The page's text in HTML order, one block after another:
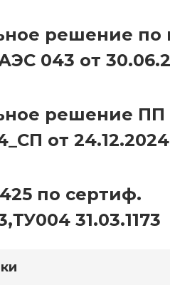
решение по
043 от
решение ПП
от 24.12.2024
по сертиф.
31.03.1173